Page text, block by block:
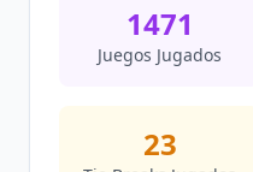
1471
Juegos Jugados
23